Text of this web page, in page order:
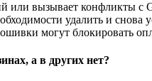
или вызывает конфликты
удалить и снова
могут блокировать
а в других нет?